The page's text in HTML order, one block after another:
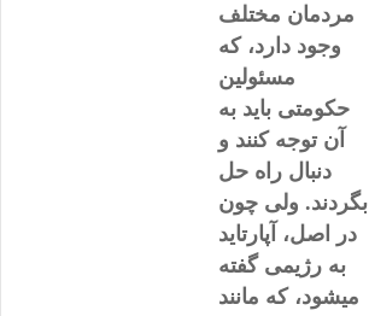
مردمان مختلف
وجود دارد، که
مسئولین
حکومتی باید به
آن توجه کنند و
دنبال راه حل
بگردند. ولی چون
در اصل، آپارتاید
به رژیمی گفته
میشود، که مانند